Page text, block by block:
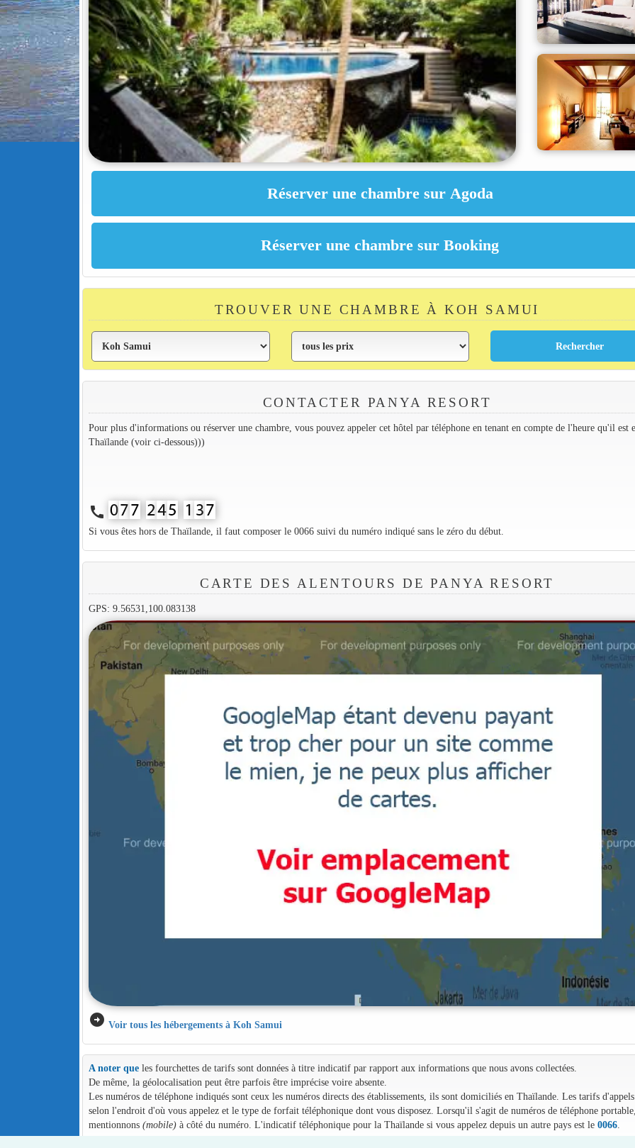
TROUVER UNE CHAMBRE À KOH SAMUI
CONTACTER PANYA RESORT
Pour plus d'informations ou réserver une chambre, vous pouvez appeler cet hôtel par téléphone en tenant en compte de l'heure qu'il est
Thaïlande (voir ci-dessous)))
call
Si vous êtes hors de Thaïlande, il faut composer le 0066 suivi du numéro indiqué sans le zéro du début.
CARTE DES ALENTOURS DE PANYA RESORT
GPS: 9.56531,100.083138
arrow_circle_right Voir tous les hébergements à Koh Samui
A noter queles fourchettes de tarifs sont données à titre indicatif par rapport aux informations que nous avons collectées.
De même, la géolocalisation peut être parfois être imprécise voire absente.
Les numéros de téléphone indiqués sont ceux les numéros directs des établissements, ils sont domiciliés en Thaïlande. Les tarifs
selon l'endroit d'où vous appelez et le type de forfait téléphonique dont vous disposez. Lorsqu'il s'agit de numéros de téléphone
mentionnons (mobile)à côté du numéro. L'indicatif téléphonique pour la Thaïlande si vous appelez depuis un autre pays est le 0066.